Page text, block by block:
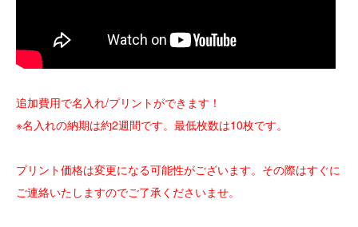
追加費用で名入れ/プリントができます！
※名入れの納期は約2週間です。最低枚数は10枚です。
プリント価格は変更になる可能性がございます。その際はすぐに
ご連絡いたしますのでご了承くださいませ。